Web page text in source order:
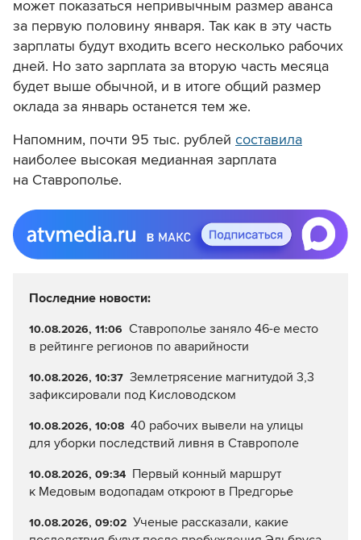
может показаться непривычным размер аванса
за первую половину января. Так как в эту часть
зарплаты будут входить всего несколько рабочих
дней. Но зато зарплата за вторую часть месяца
будет выше обычной, и в итоге общий размер
оклада за январь останется тем же.
Напомним, почти 95 тыс. рублей составила
наиболее высокая медианная зарплата
на Ставрополье.
Последние новости:
10.08.2026, 11:06 Ставрополье заняло 46-е место
в рейтинге регионов по аварийности
10.08.2026, 10:37 Землетрясение магнитудой 3,3
зафиксировали под Кисловодском
10.08.2026, 10:08 40 рабочих вывели на улицы
для уборки последствий ливня в Ставрополе
10.08.2026, 09:34 Первый конный маршрут
к Медовым водопадам откроют в Предгорье
10.08.2026, 09:02 Ученые рассказали, какие